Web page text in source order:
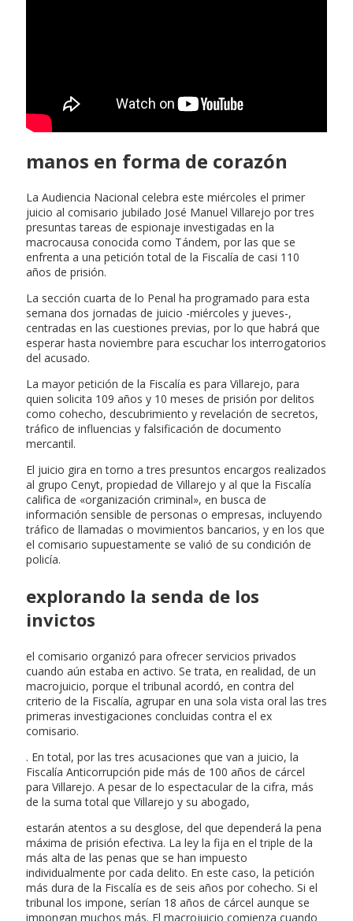
manos en forma de corazón
La Audiencia Nacional celebra este miércoles el primer
juicio al comisario jubilado José Manuel Villarejo por tres
presuntas tareas de espionaje investigadas en la
macrocausa conocida como Tándem, por las que se
enfrenta a una petición total de la Fiscalía de casi 110
años de prisión.
La sección cuarta de lo Penal ha programado para esta
semana dos jornadas de juicio -miércoles y jueves-,
centradas en las cuestiones previas, por lo que habrá que
esperar hasta noviembre para escuchar los interrogatorios
del acusado.
La mayor petición de la Fiscalía es para Villarejo, para
quien solicita 109 años y 10 meses de prisión por delitos
como cohecho, descubrimiento y revelación de secretos,
tráfico de influencias y falsificación de documento
mercantil.
El juicio gira en torno a tres presuntos encargos realizados
al grupo Cenyt, propiedad de Villarejo y al que la Fiscalía
califica de «organización criminal», en busca de
información sensible de personas o empresas, incluyendo
tráfico de llamadas o movimientos bancarios, y en los que
el comisario supuestamente se valió de su condición de
policía.
explorando la senda de los
invictos
el comisario organizó para ofrecer servicios privados
cuando aún estaba en activo. Se trata, en realidad, de un
macrojuicio, porque el tribunal acordó, en contra del
criterio de la Fiscalía, agrupar en una sola vista oral las tres
primeras investigaciones concluidas contra el ex
comisario.
. En total, por las tres acusaciones que van a juicio, la
Fiscalía Anticorrupción pide más de 100 años de cárcel
para Villarejo. A pesar de lo espectacular de la cifra, más
de la suma total que Villarejo y su abogado,
estarán atentos a su desglose, del que dependerá la pena
máxima de prisión efectiva. La ley la fija en el triple de la
más alta de las penas que se han impuesto
individualmente por cada delito. En este caso, la petición
más dura de la Fiscalía es de seis años por cohecho. Si el
tribunal los impone, serían 18 años de cárcel aunque se
impongan muchos más. El macrojuicio comienza cuando